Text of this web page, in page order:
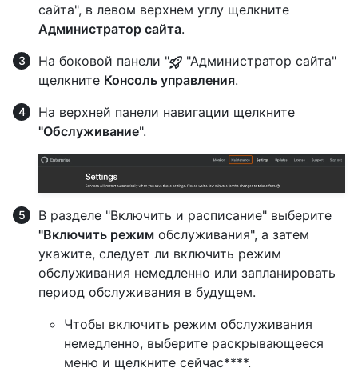
сайта", в левом верхнем углу щелкните
Администратор сайта.
На боковой панели "
"Администратор сайта"
щелкните Консоль управления.
На верхней панели навигации щелкните
"Обслуживание".
В разделе "Включить и расписание" выберите
"Включить режим обслуживания", а затем
укажите, следует ли включить режим
обслуживания немедленно или запланировать
период обслуживания в будущем.
Чтобы включить режим обслуживания
немедленно, выберите раскрывающееся
меню и щелкните сейчас****.